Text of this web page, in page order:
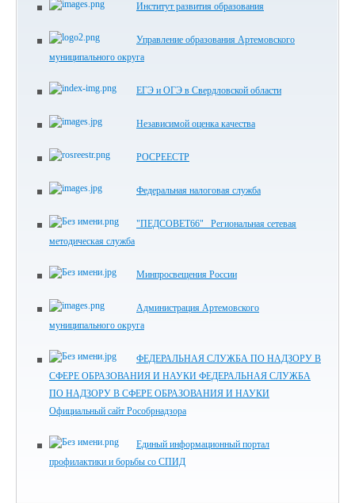
Институт развития образования
Управление образования Артемовского
муниципального округа
ЕГЭ и ОГЭ в Свердловской области
Независимой оценка качества
РОСРЕЕСТР
Федеральная налоговая служба
"ПЕДСОВЕТ66" Региональная сетевая
методическая служба
Минпросвещения России
Администрация Артемовского
муниципального округа
ФЕДЕРАЛЬНАЯ СЛУЖБА ПО НАДЗОРУ В
СФЕРЕ ОБРАЗОВАНИЯ И НАУКИ ФЕДЕРАЛЬНАЯ СЛУЖБА
ПО НАДЗОРУ В СФЕРЕ ОБРАЗОВАНИЯ И НАУКИ
Официальный сайт Рособрнадзора
Единый информационный портал
профилактики и борьбы со СПИД